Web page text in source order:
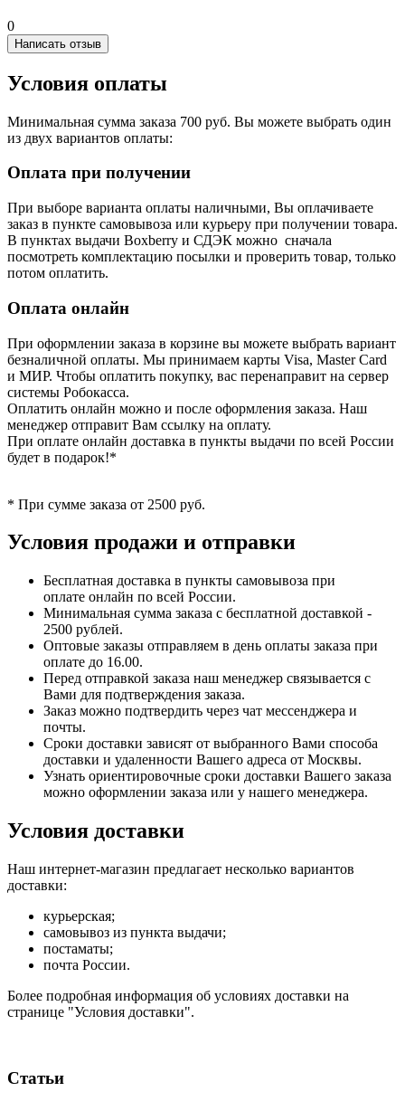
0
Написать отзыв
Условия оплаты
Минимальная сумма заказа 700 руб. Вы можете выбрать один
из двух вариантов оплаты:
Оплата при получении
При выборе варианта оплаты наличными, Вы оплачиваете
заказ в пункте самовывоза или курьеру при получении товара.
В пунктах выдачи Boxberry и СДЭК можно сначала
посмотреть комплектацию посылки и проверить товар, только
потом оплатить.
Оплата онлайн
При оформлении заказа в корзине вы можете выбрать вариант
безналичной оплаты. Мы принимаем карты Visa, Master Card
и МИР. Чтобы оплатить покупку, вас перенаправит на сервер
системы Робокасса.
Оплатить онлайн можно и после оформления заказа. Наш
менеджер отправит Вам ссылку на оплату.
При оплате онлайн доставка в пункты выдачи по всей России
будет в подарок!*
* При сумме заказа от 2500 руб.
Условия продажи и отправки
Бесплатная доставка в пункты самовывоза при
оплате онлайн по всей России.
Минимальная сумма заказа с бесплатной доставкой -
2500 рублей.
Оптовые заказы отправляем в день оплаты заказа при
оплате до 16.00.
Перед отправкой заказа наш менеджер связывается с
Вами для подтверждения заказа.
Заказ можно подтвердить через чат мессенджера и
почты.
Сроки доставки зависят от выбранного Вами способа
доставки и удаленности Вашего адреса от Москвы.
Узнать ориентировочные сроки доставки Вашего заказа
можно оформлении заказа или у нашего менеджера.
Условия доставки
Наш интернет-магазин предлагает несколько вариантов
доставки:
курьерская;
самовывоз из пункта выдачи;
постаматы;
почта России.
Более подробная информация об условиях доставки на
странице "Условия доставки".
Статьи